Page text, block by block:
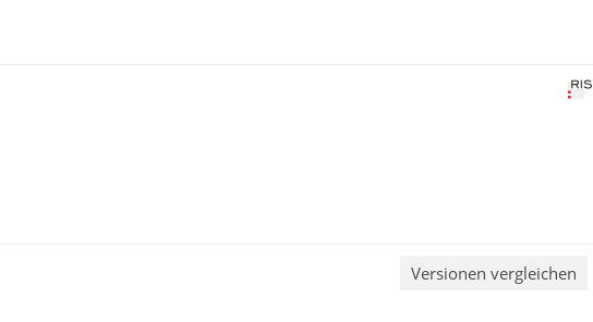
Versionen vergleichen